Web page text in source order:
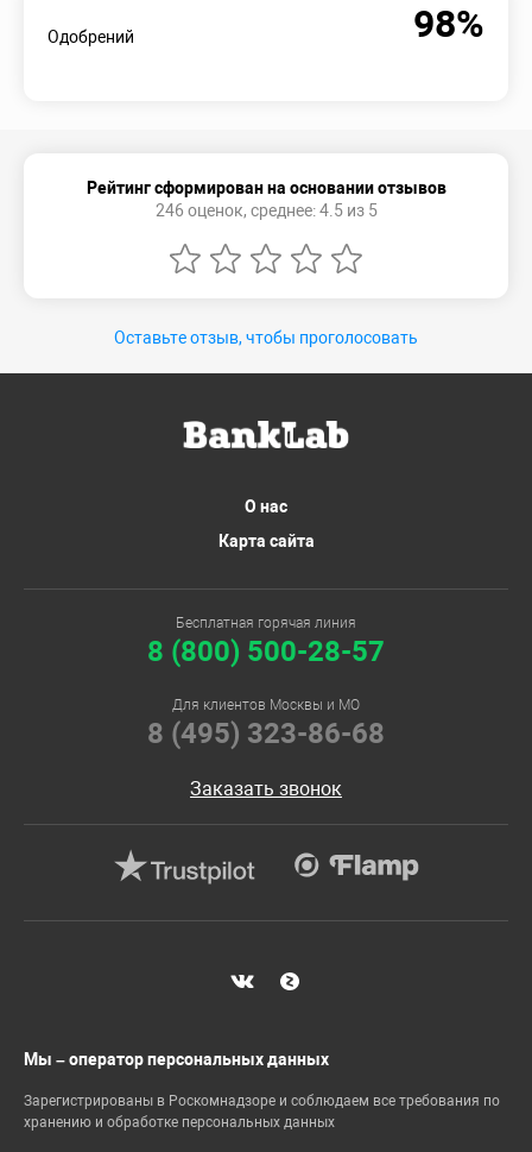
Одобрений 98%
Рейтинг сформирован на основании отзывов
246 оценок, среднее: 4.5 из 5
Оставьте отзыв, чтобы проголосовать
О нас
Карта сайта
Бесплатная горячая линия
8 (800) 500-28-57
Для клиентов Москвы и МО
8 (495) 323-86-68
Заказать звонок
Мы – оператор персональных данных
Зарегистрированы в Роскомнадзоре и соблюдаем все требования по
хранению и обработке персональных данных